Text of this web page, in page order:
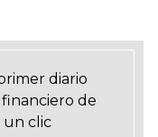
diario
de
un clic